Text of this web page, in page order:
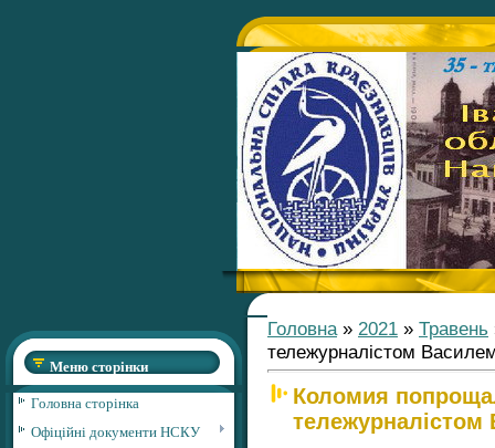
Меню сторінки
Головна сторінка
Офіційні документи НСКУ
Головна» 2021 » Травень
тележурналістом
Коломия
тележурналістом